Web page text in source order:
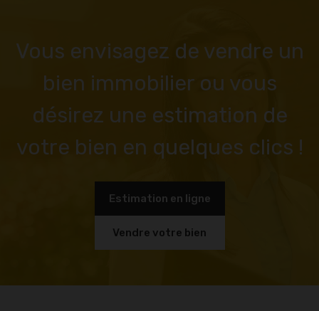
Vous envisagez de vendre un
bien immobilier ou vous
désirez une estimation de
votre bien en quelques clics !
Estimation en ligne
Vendre votre bien